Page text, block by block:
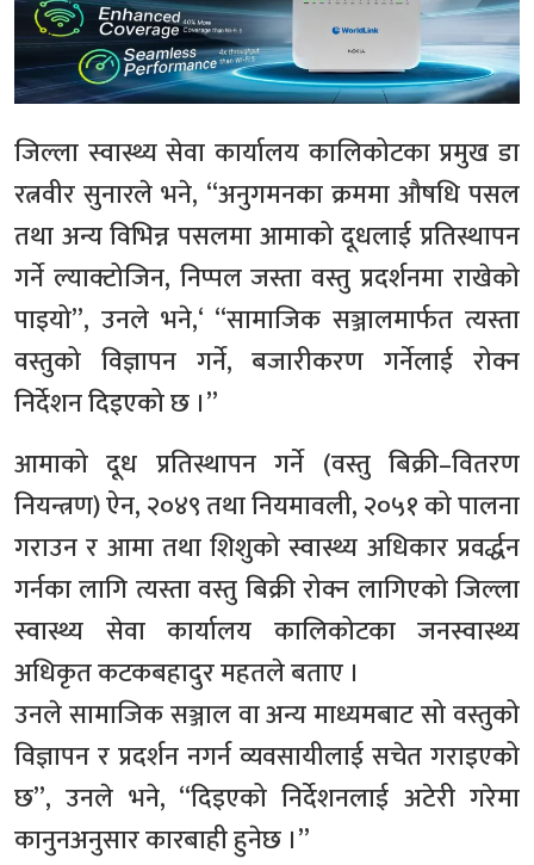
जिल्ला स्वास्थ्य सेवा कार्यालय कालिकोटका प्रमुख डा
रत्नवीर सुनारले भने, “अनुगमनका क्रममा औषधि पसल
तथा अन्य विभिन्न पसलमा आमाको दूधलाई प्रतिस्थापन
गर्ने ल्याक्टोजिन, निप्पल जस्ता वस्तु प्रदर्शनमा राखेको
पाइयो”, उनले भने,‘ “सामाजिक सञ्जालमार्फत त्यस्ता
वस्तुको विज्ञापन गर्ने, बजारीकरण गर्नेलाई रोक्न
निर्देशन दिइएको छ ।”
आमाको दूध प्रतिस्थापन गर्ने (वस्तु बिक्री–वितरण
नियन्त्रण) ऐन, २०४९ तथा नियमावली, २०५१ को पालना
गराउन र आमा तथा शिशुको स्वास्थ्य अधिकार प्रवर्द्धन
गर्नका लागि त्यस्ता वस्तु बिक्री रोक्न लागिएको जिल्ला
स्वास्थ्य सेवा कार्यालय कालिकोटका जनस्वास्थ्य
अधिकृत कटकबहादुर महतले बताए ।
उनले सामाजिक सञ्जाल वा अन्य माध्यमबाट सो वस्तुको
विज्ञापन र प्रदर्शन नगर्न व्यवसायीलाई सचेत गराइएको
छ”, उनले भने, “दिइएको निर्देशनलाई अटेरी गरेमा
कानुनअनुसार कारबाही हुनेछ ।”